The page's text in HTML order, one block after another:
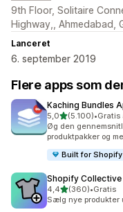
9th Floor, Solitaire
Highway,, Ahmedabad,
Lanceret
6. september 2019
Flere apps som
Kaching Bundles
5,0ud af 5 stjerner
(5.100)
5100 anmeldelser i
•Gratis
Øg den
produktpakker og
Built for Shopify
Shopify Collective
4,4ud af 5 stjerner
(360)
360 anmeldelser i alt
•Gratis
Sælg nye produkter